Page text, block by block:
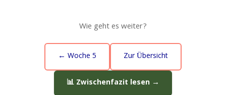
Wie geht es weiter?
← Woche 5 Zur Übersicht
📊 Zwischenfazit lesen →